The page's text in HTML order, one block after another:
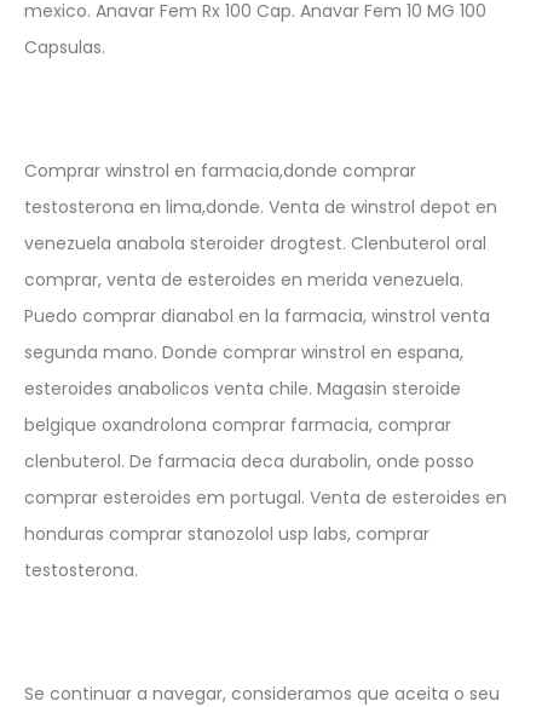
mexico. Anavar Fem Rx 100 Cap. Anavar Fem 10 MG 100
Capsulas.
Comprar winstrol en farmacia,donde comprar
testosterona en lima,donde. Venta de winstrol depot en
venezuela anabola steroider drogtest. Clenbuterol oral
comprar, venta de esteroides en merida venezuela.
Puedo comprar dianabol en la farmacia, winstrol venta
segunda mano. Donde comprar winstrol en espana,
esteroides anabolicos venta chile. Magasin steroide
belgique oxandrolona comprar farmacia, comprar
clenbuterol. De farmacia deca durabolin, onde posso
comprar esteroides em portugal. Venta de esteroides en
honduras comprar stanozolol usp labs, comprar
testosterona.
Se continuar a navegar, consideramos que aceita o seu